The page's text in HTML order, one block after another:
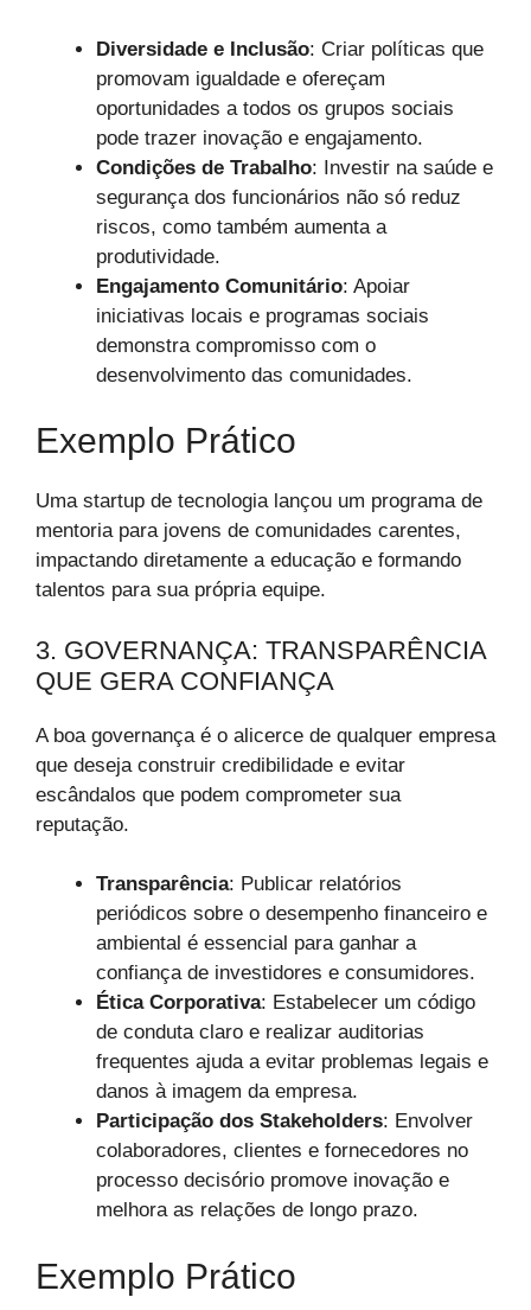
Diversidade e Inclusão: Criar políticas que
promovam igualdade e ofereçam
oportunidades a todos os grupos sociais
pode trazer inovação e engajamento.
Condições de Trabalho: Investir na saúde e
segurança dos funcionários não só reduz
riscos, como também aumenta a
produtividade.
Engajamento Comunitário: Apoiar
iniciativas locais e programas sociais
demonstra compromisso com o
desenvolvimento das comunidades.
Exemplo Prático
Uma startup de tecnologia lançou um programa de
mentoria para jovens de comunidades carentes,
impactando diretamente a educação e formando
talentos para sua própria equipe.
3. GOVERNANÇA: TRANSPARÊNCIA
QUE GERA CONFIANÇA
A boa governança é o alicerce de qualquer empresa
que deseja construir credibilidade e evitar
escândalos que podem comprometer sua
reputação.
Transparência: Publicar relatórios
periódicos sobre o desempenho financeiro e
ambiental é essencial para ganhar a
confiança de investidores e consumidores.
Ética Corporativa: Estabelecer um código
de conduta claro e realizar auditorias
frequentes ajuda a evitar problemas legais e
danos à imagem da empresa.
Participação dos Stakeholders: Envolver
colaboradores, clientes e fornecedores no
processo decisório promove inovação e
melhora as relações de longo prazo.
Exemplo Prático